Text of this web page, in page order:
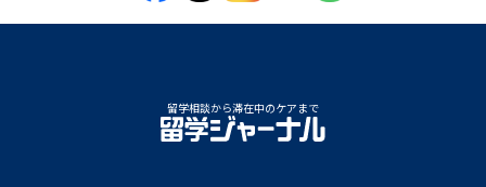
留学相談から滞在中のケアまで